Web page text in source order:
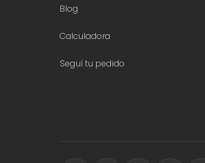
Blog
Calculadora
Seguí tu pedido